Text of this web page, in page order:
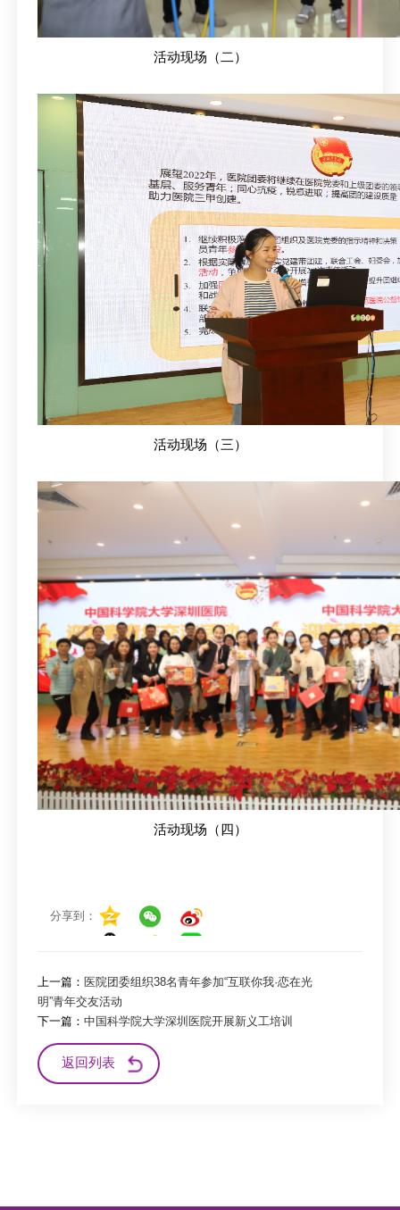
活动现场（二）
活动现场（三）
活动现场（四）
分享到：
上一篇：医院团委组织38名青年参加“互联你我·恋在光
明”青年交友活动
下一篇：中国科学院大学深圳医院开展新义工培训
返回列表